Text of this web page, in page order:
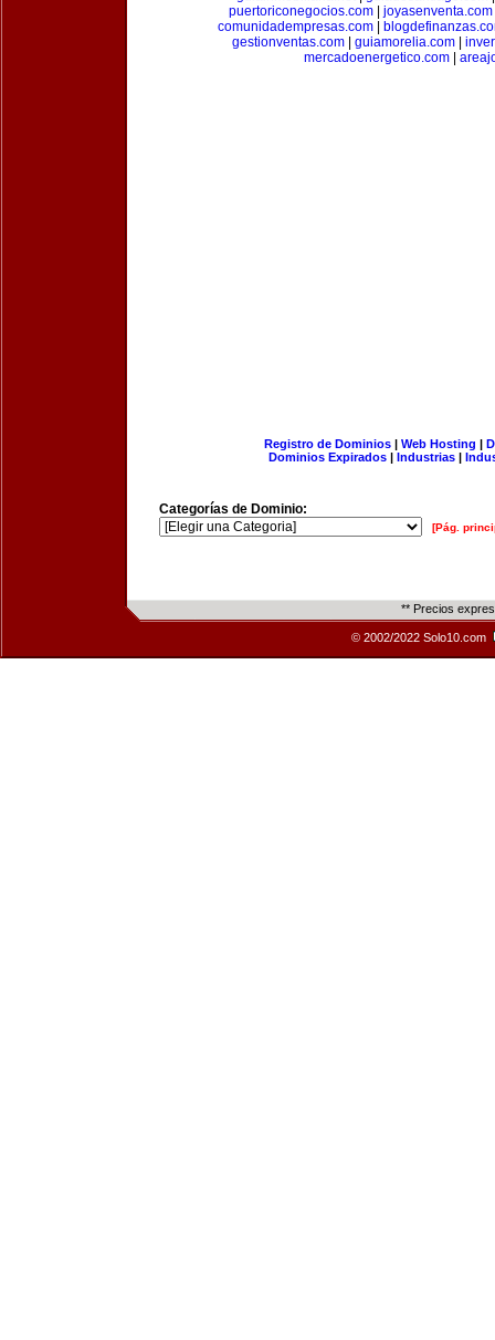
puertoriconegocios.com
joyasenventa.com
comunidadempresas.com|
gestionventas.com| guiamorelia.com|
mercadoenergetico.com
Registro de Dominios| Web Hosting |
Dominios Expirados | Industrias |
Categorías de Dominio:
[Pág.
** Precios
© 2002/2022 Solo10.com